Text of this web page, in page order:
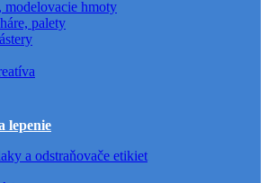
modelovacie hmoty
palety
lepenie
a odstraňovače etikiet